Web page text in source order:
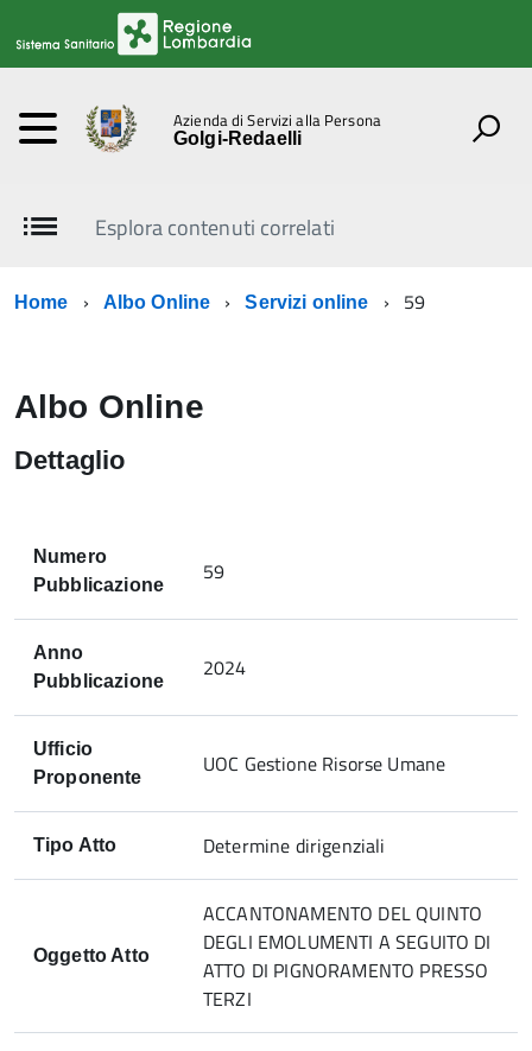
Azienda di Servizi alla Persona
Golgi-Redaelli
Esplora contenuti correlati
Home Albo Online Servizi online 59
Albo Online
Dettaglio
Numero
Pubblicazione
59
Anno
Pubblicazione
2024
Ufficio
Proponente
UOC Gestione Risorse Umane
Tipo Atto Determine dirigenziali
Oggetto Atto
ACCANTONAMENTO DEL QUINTO
DEGLI EMOLUMENTI A SEGUITO DI
ATTO DI PIGNORAMENTO PRESSO
TERZI